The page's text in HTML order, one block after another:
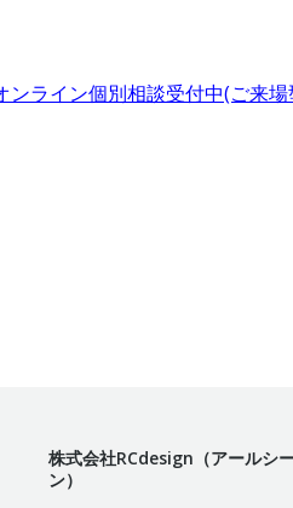
ンライン個別相談受付中(ご来場
株式会社RCdesign（アールシ
ン）